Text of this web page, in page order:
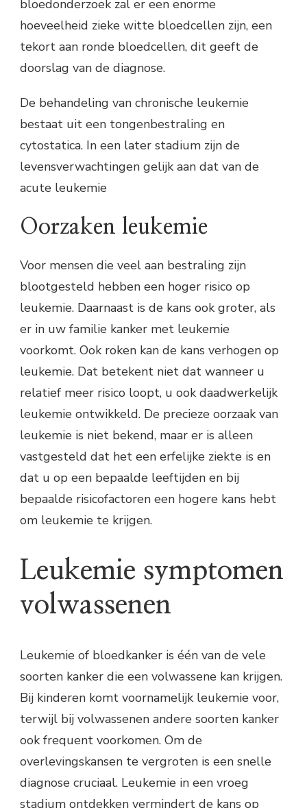
bloedonderzoek zal er een enorme
hoeveelheid zieke witte bloedcellen zijn, een
tekort aan ronde bloedcellen, dit geeft de
doorslag van de diagnose.
De behandeling van chronische leukemie
bestaat uit een tongenbestraling en
cytostatica. In een later stadium zijn de
levensverwachtingen gelijk aan dat van de
acute leukemie
Oorzaken leukemie
Voor mensen die veel aan bestraling zijn
blootgesteld hebben een hoger risico op
leukemie. Daarnaast is de kans ook groter, als
er in uw familie kanker met leukemie
voorkomt. Ook roken kan de kans verhogen op
leukemie. Dat betekent niet dat wanneer u
relatief meer risico loopt, u ook daadwerkelijk
leukemie ontwikkeld. De precieze oorzaak van
leukemie is niet bekend, maar er is alleen
vastgesteld dat het een erfelijke ziekte is en
dat u op een bepaalde leeftijden en bij
bepaalde risicofactoren een hogere kans hebt
om leukemie te krijgen.
Leukemie symptomen
volwassenen
Leukemie of bloedkanker is één van de vele
soorten kanker die een volwassene kan krijgen.
Bij kinderen komt voornamelijk leukemie voor,
terwijl bij volwassenen andere soorten kanker
ook frequent voorkomen. Om de
overlevingskansen te vergroten is een snelle
diagnose cruciaal. Leukemie in een vroeg
stadium ontdekken vermindert de kans op